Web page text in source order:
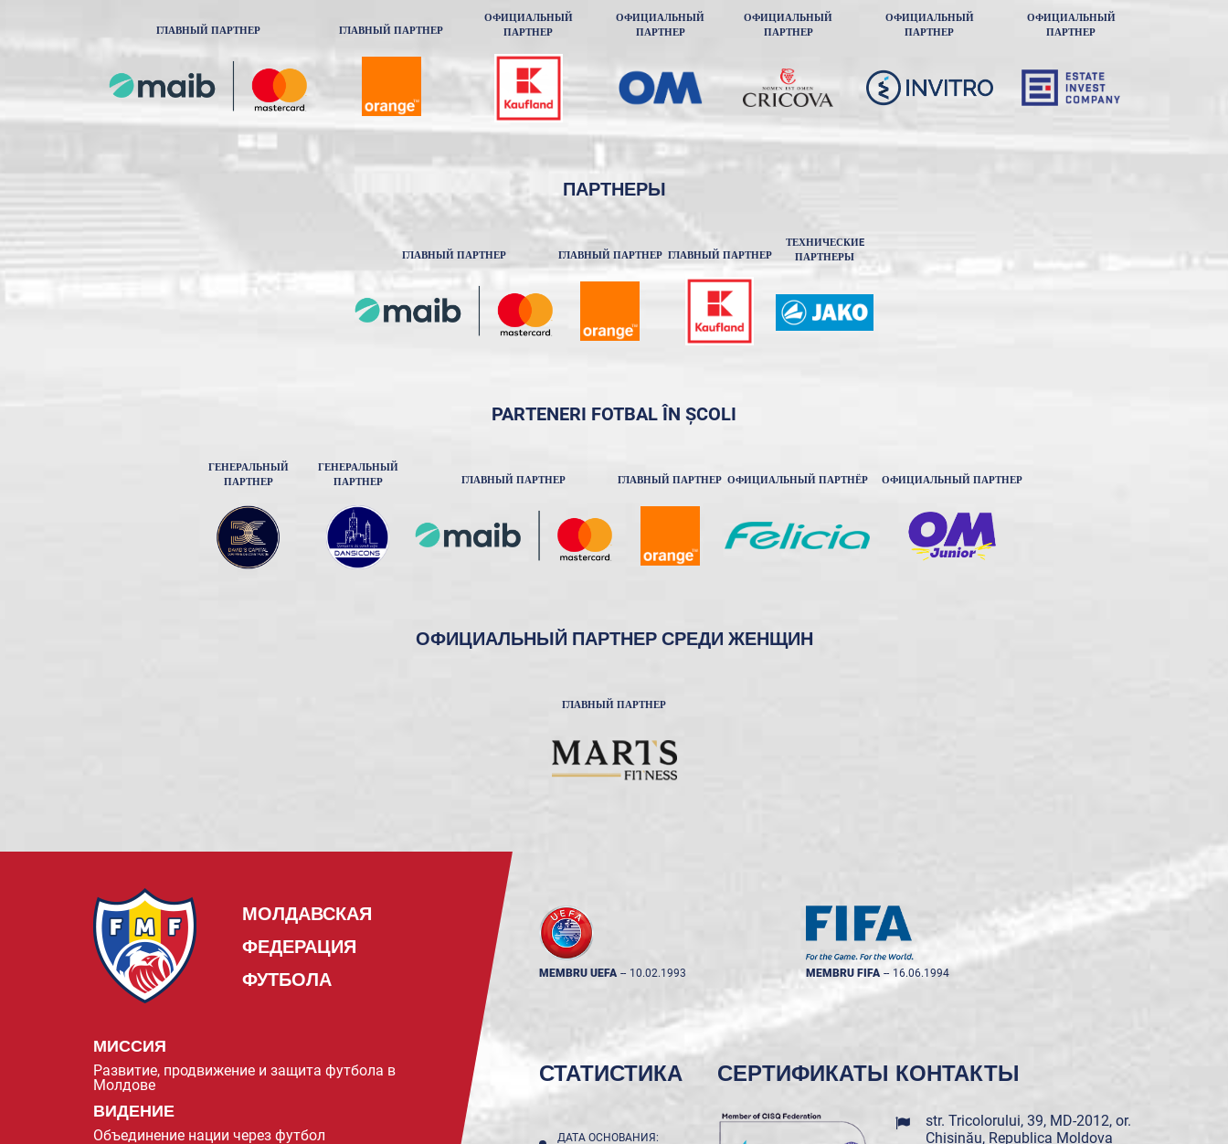
ГЛАВНЫЙ ПАРТНЕР ГЛАВНЫЙ ПАРТНЕР
ОФИЦИАЛЬНЫЙ
ПАРТНЕР
ОФИЦИАЛЬНЫЙ
ПАРТНЕР
ОФИЦИАЛЬНЫЙ
ПАРТНЕР
ОФИЦИАЛЬНЫЙ
ПАРТНЕР
ОФИЦИАЛЬНЫЙ
ПАРТНЕР
ПАРТНЕРЫ
ГЛАВНЫЙ ПАРТНЕР ГЛАВНЫЙ ПАРТНЕР ГЛАВНЫЙ ПАРТНЕР
ТЕХНИЧЕСКИE
ПАРТНЕРЫ
PARTENERI FOTBAL ÎN ȘCOLI
ГЕНЕРАЛЬНЫЙ
ПАРТНЕР
ГЕНЕРАЛЬНЫЙ
ПАРТНЕР
ГЛАВНЫЙ ПАРТНЕР ГЛАВНЫЙ ПАРТНЕР ОФИЦИАЛЬНЫЙ ПАРТНЁР ОФИЦИАЛЬНЫЙ ПАРТНЕР
ОФИЦИАЛЬНЫЙ ПАРТНЕР СРЕДИ ЖЕНЩИН
ГЛАВНЫЙ ПАРТНЕР
МОЛДАВСКАЯ
ФЕДЕРАЦИЯ
ФУТБОЛА
МИССИЯ
Развитие, продвижение и защита футбола в
Молдове
ВИДЕНИЕ
Объединение нации через футбол
MEMBRU UEFA -- 10.02.1993 MEMBRU FIFA -- 16.06.1994
СТАТИСТИКА
ДАТА ОСНОВАНИЯ:
СЕРТИФИКАТЫ КОНТАКТЫ
str. Tricolorului, 39, MD-2012, or.
Chișinău, Republica Moldova